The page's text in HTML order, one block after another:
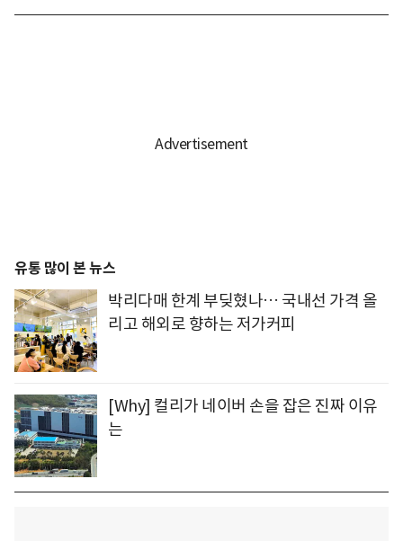
유통 많이 본 뉴스
박리다매 한계 부딪혔나… 국내선 가격 올
리고 해외로 향하는 저가커피
[Why] 컬리가 네이버 손을 잡은 진짜 이유
는